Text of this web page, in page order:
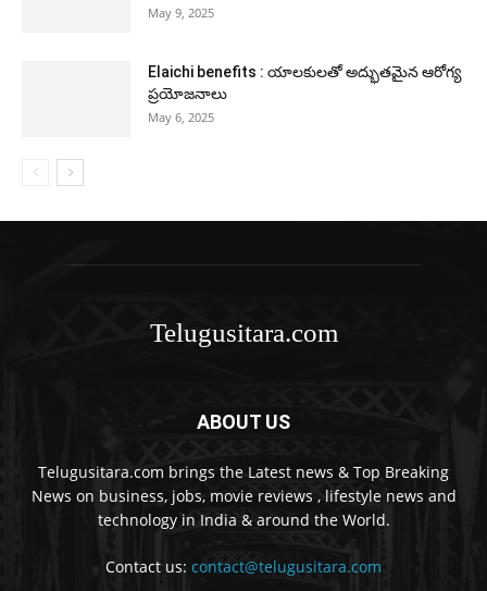
May 9, 2025
Elaichi benefits : యాలకులతో అద్భుతమైన ఆరోగ్య
ప్రయోజనాలు
May 6, 2025
Telugusitara.com
ABOUT US
Telugusitara.com brings the Latest news & Top Breaking
News on business, jobs, movie reviews , lifestyle news and
technology in India & around the World.
Contact us: contact@telugusitara.com